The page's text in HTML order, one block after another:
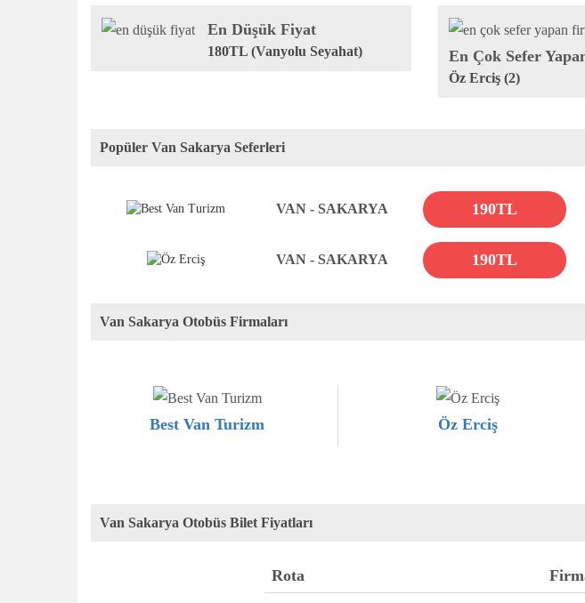
En Düşük Fiyat
180TL (Vanyolu Seyahat) En Çok Sefer
Öz Erciş (2)
Popüler Van Sakarya Seferleri
VAN - SAKARYA 190TL
VAN - SAKARYA 190TL
Van Sakarya Otobüs Firmaları
Best Van Turizm Öz Erciş
Van Sakarya Otobüs Bilet Fiyatları
Rota